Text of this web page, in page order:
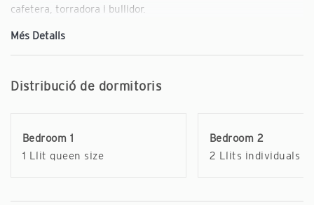
cafetera, torradora i bullidor.
Més Detalls
Distribució de dormitoris
Bedroom 1
1 Llit queen size
Bedroom 2
2 Llits individuals